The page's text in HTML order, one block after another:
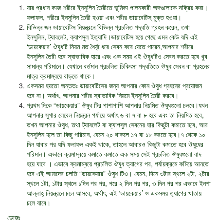
যার প্রধান কাজ শরীরে ইনসুলিন তৈরীতে ভূমিকা পালনকারী অঙ্গগুলোকে সক্রিয় করা।
ফলাফল, শরীরে ইনসুলিন তৈরী হওয়া এবং শরীর ডায়াবেটিস্ মুক্ত হওয়া।
বিভিন্ন জন ডায়াবেটিস নিয়ন্ত্রনে বিভিন্ন প্রচলিত পদ্ধতি গ্রহন করেন, তথা
ইনসুলিন, ট্যাবলেট, ক্যাপসুল ইত্যাদি।ডায়াবেটিস হয়ে গেছে এমন কেউ যদি এই
‘ডায়কেয়ার’ ঔষুধটি নিয়ম মত ধৈর্য্য্ ধরে সেবন করে যেতে পারেন,আপনার শরীরে
ইনসুলিন তৈরী হবে স্বাভাবিক হারে এবং এক সময় এই ঔষুধটিও সেবন করতে হবে খুব
সামান্য পরিমানে। যেখানে বর্তমান প্রচলিত চিকিৎসা পদ্ধতিতে ঔষুধ সেবন বা গ্রহনের
মাত্র ক্রমাম্বয়ে বাড়তে থাকে।
একসময় হয়তো অন্ততঃ ডায়াবেটিসের জন্য আপনার কোন ঔষুধ গ্রহনের প্রয়োজন
হবে না। অর্থাৎ, আপনার শরীর স্বাভাবিক নিয়মে ইনসুলিন তৈরী করবে।
প্রথম দিকে “ডায়কেয়ার” ঔষুধ টির পাশাপাশি আপনার নিয়মিত ঔষুধগুলো চলবে।যখন
আপনার সুগার লেবেল নিয়ন্ত্রন পর্যায়ে অর্থাৎ ৬ বা ৭ বা ৮ হবে এবং তা নিয়মিত হবে,
তখন আপনার ঔষুধ, তথা ট্যাবলেট বা ক্যাপসুল সেবনের হার কিছুটা কমাতে হবে, আর
ইনসুলিন হলে তা কিছু পরিমান, যেমন ২০ থাকলে ১৭ বা ১৮ করতে হবে।৭ থেকে ১০
দিন যাবার পর যদি ফলাফল একই থাকে, তাহলে আবারও কিছুটা কমাতে হবে ঔষুধের
পরিমান। এভাবে ক্রমাম্বয়ে কমাতে কমাতে এক সময় সেই প্রচলিত ঔষুধগুলো বাদ
হয়ে যাবে । এভাবে ক্রমাম্বয়ে প্রচলিত ঔষুধ ত্যাগের পর, পর্যায়ক্রমে কমিয়ে আনতে
হবে এই আমাদের চলতি “ডায়কেয়ার” ঔষুধ টিও। যেমন, দিনে ৩টার স্থলে ২টা, ২টার
স্থলে ১টা, ১টার স্থলে ১দিন পর পর, পরে ২ দিন পর পর, ৩ দিন পর পর এভাবে ইনশা
আল্লাহ্ নিয়ন্ত্রনে চলে আসবে, অর্থাৎ, এই ‘ডায়কেয়ার’ ও একসময় ত্যাগের খাতায়
চলে যাবে।
ডোজঃ